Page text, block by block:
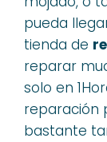
pueda
tienda de
reparar
solo en
reparación
bastante